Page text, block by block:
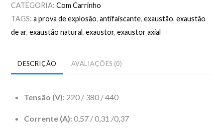
CATEGORIA:Com Carrinho
TAGS:a prova de explosão,antifaiscante,exaustão,exaustão
de ar,exaustão natural,exaustor,exaustor axial
DESCRIÇÃO AVALIAÇÕES (0)
Tensão (V): 220 / 380 / 440
Corrente (A): 0,57 / 0,31 /0,37